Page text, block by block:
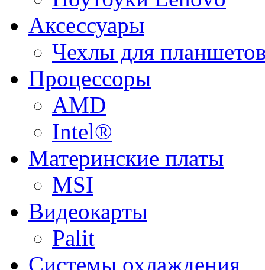
Аксессуары
Чехлы для
Процессоры
AMD
Intel®
Материнские платы
MSI
Видеокарты
Palit
Системы охлаждения